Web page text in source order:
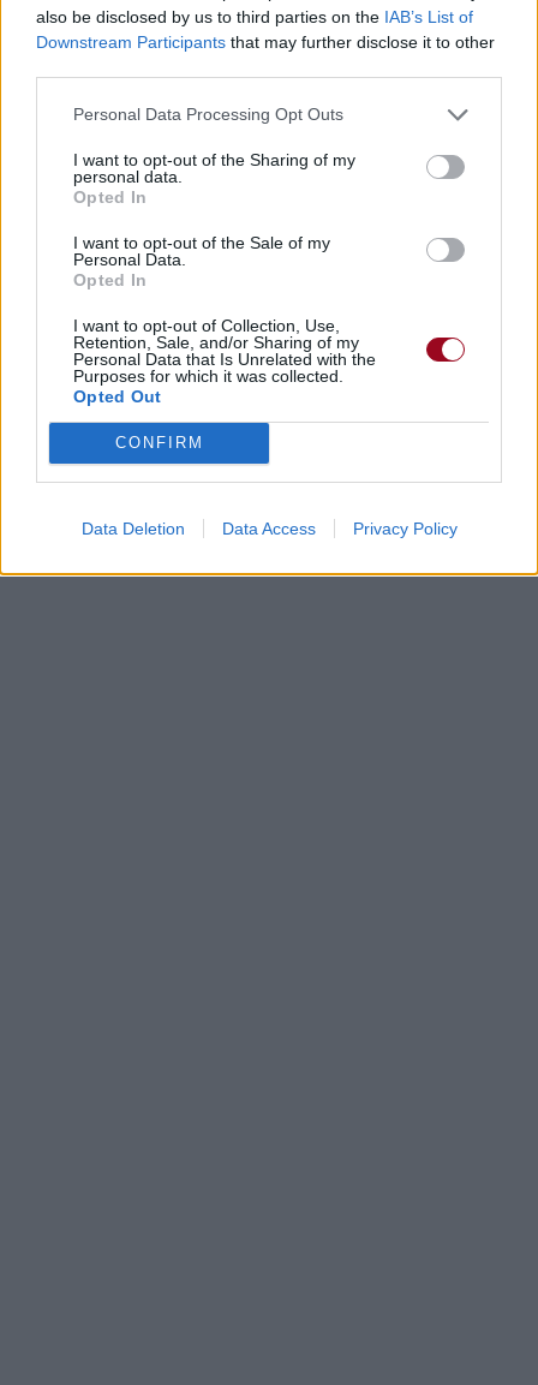
also be disclosed by us to third parties on the IAB’s List of
Downstream Participants that may further disclose it to other
Personal Data Processing Opt Outs
I want to opt-out of the Sharing of my
personal data.
Opted In
I want to opt-out of the Sale of my
Personal Data.
Opted In
I want to opt-out of Collection, Use,
Retention, Sale, and/or Sharing of my
Personal Data that Is Unrelated with the
Purposes for which it was collected.
Opted Out
CONFIRM
Data Deletion Data Access Privacy Policy
Commentaires